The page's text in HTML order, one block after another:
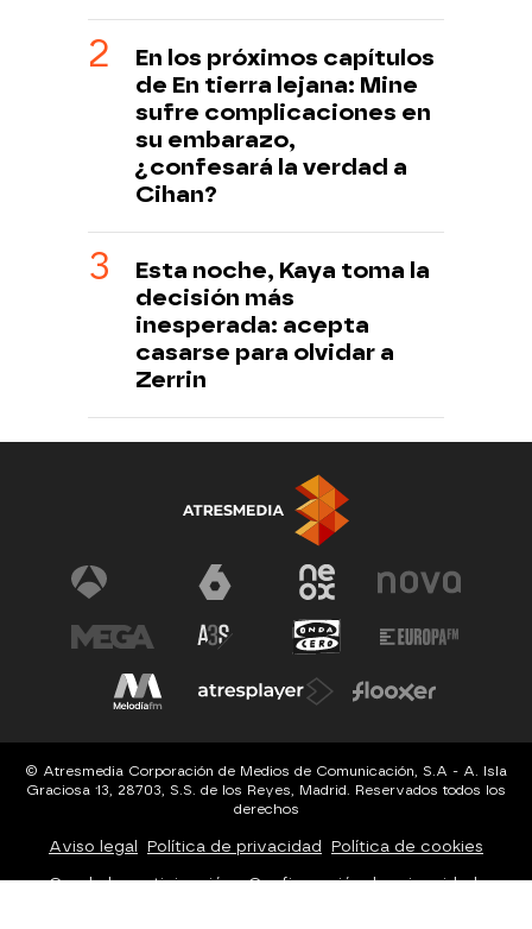
En los próximos capítulos
de En tierra lejana: Mine
sufre complicaciones en
su embarazo,
¿confesará la verdad a
Cihan?
Esta noche, Kaya toma la
decisión más
inesperada: acepta
casarse para olvidar a
Zerrin
© Atresmedia Corporación de Medios de Comunicación, S.A - A. Isla
Graciosa 13, 28703, S.S. de los Reyes, Madrid. Reservados todos los
derechos
Aviso legal Política de privacidad Política de cookies
Cond. de participación Configuración de privacidad